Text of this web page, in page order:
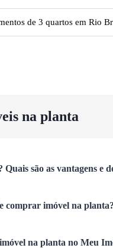
de 3 quartos em Rio
na planta
são as vantagens e
comprar imóvel na planta?
na planta no Meu